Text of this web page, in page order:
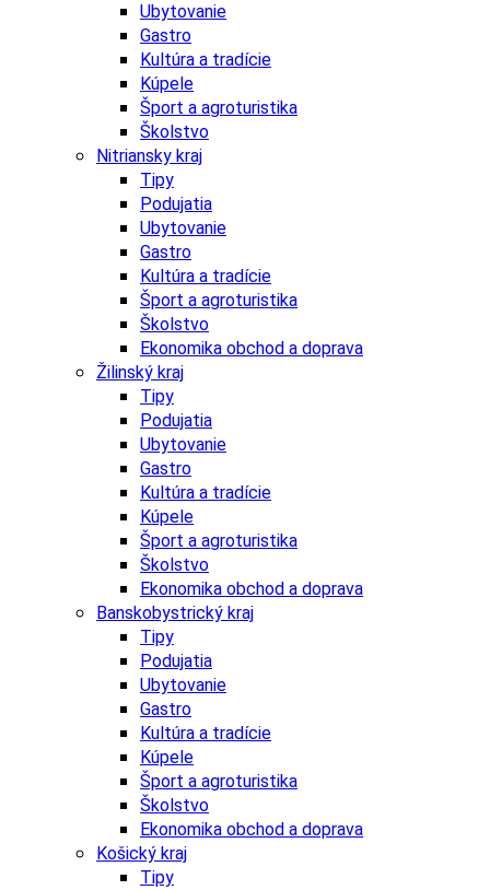
Ubytovanie
Gastro
Kultúra a tradície
Kúpele
Šport a agroturistika
Školstvo
Nitriansky kraj
Tipy
Podujatia
Ubytovanie
Gastro
Kultúra a tradície
Šport a agroturistika
Školstvo
Ekonomika obchod a doprava
Žilinský kraj
Tipy
Podujatia
Ubytovanie
Gastro
Kultúra a tradície
Kúpele
Šport a agroturistika
Školstvo
Ekonomika obchod a doprava
Banskobystrický kraj
Tipy
Podujatia
Ubytovanie
Gastro
Kultúra a tradície
Kúpele
Šport a agroturistika
Školstvo
Ekonomika obchod a doprava
Košický kraj
Tipy